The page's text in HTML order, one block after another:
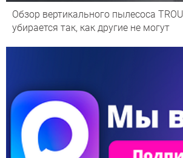
Обзор вертикального пылесоса
убирается так, как другие не могут